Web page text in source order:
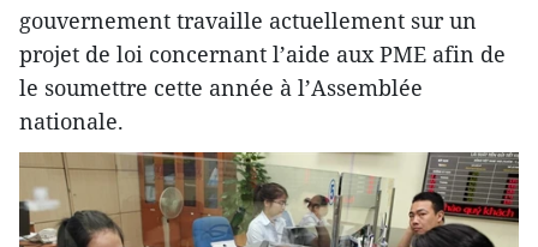
gouvernement travaille actuellement sur un
projet de loi concernant l’aide aux PME afin de
le soumettre cette année à l’Assemblée
nationale.